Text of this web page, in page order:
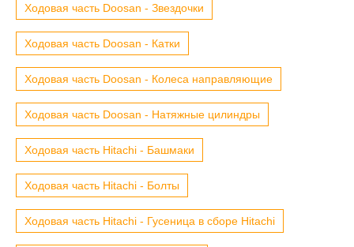
Ходовая часть Doosan - Звездочки
Ходовая часть Doosan - Катки
Ходовая часть Doosan - Колеса направляющие
Ходовая часть Doosan - Натяжные цилиндры
Ходовая часть Hitachi - Башмаки
Ходовая часть Hitachi - Болты
Ходовая часть Hitachi - Гусеница в сборе Hitachi